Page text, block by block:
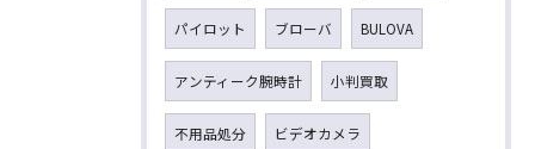
パイロット ブローバ BULOVA
アンティーク腕時計 小判買取
不用品処分 ビデオカメラ